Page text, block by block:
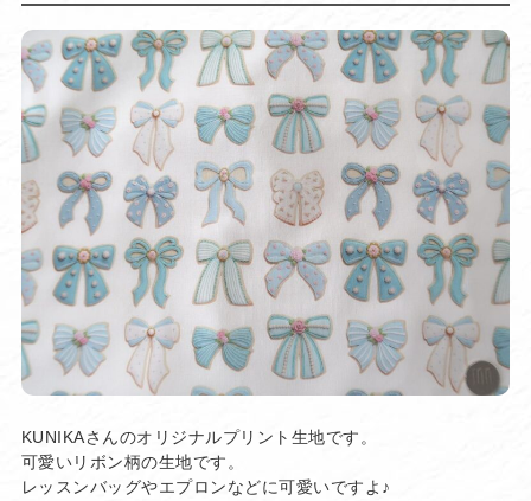
KUNIKAさんのオリジナルプリント生地です。
可愛いリボン柄の生地です。
レッスンバッグやエプロンなどに可愛いですよ♪